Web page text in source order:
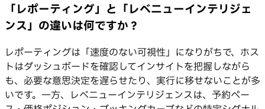
「レポーティング」と「レベニューインテリジェ
ンス」の違いは何ですか？
レポーティングは「速度のない可視性」になりがちで、ホス
トはダッシュボードを確認してインサイトを把握しながら
も、必要な意思決定を遅らせたり、実行に移せないことが多
いです。一方、レベニューインテリジェンスは、予約ペー